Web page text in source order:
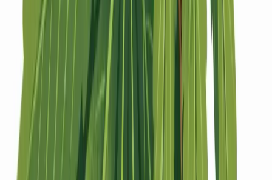
Strains Hybrid Strains
Standorte